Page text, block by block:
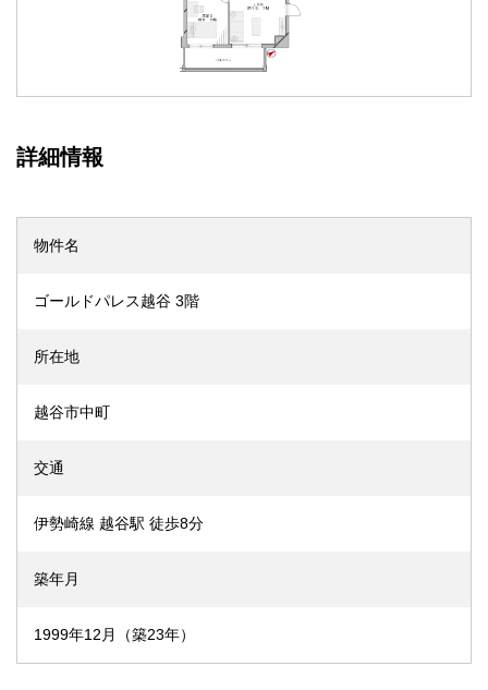
詳細情報
物件名
ゴールドパレス越谷 3階
所在地
越谷市中町
交通
伊勢崎線 越谷駅 徒歩8分
築年月
1999年12月（築23年）